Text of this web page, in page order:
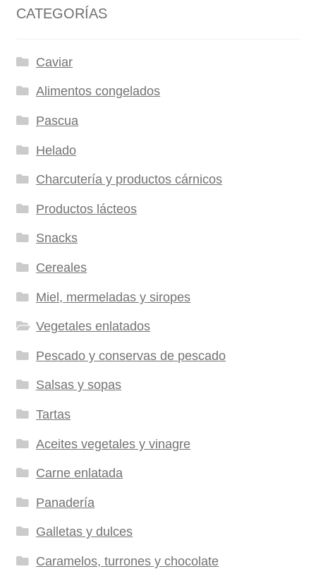
CATEGORÍAS
Caviar
Alimentos congelados
Pascua
Helado
Charcutería y productos cárnicos
Productos lácteos
Snacks
Cereales
Miel, mermeladas y siropes
Vegetales enlatados
Pescado y conservas de pescado
Salsas y sopas
Tartas
Aceites vegetales y vinagre
Carne enlatada
Panadería
Galletas y dulces
Caramelos, turrones y chocolate